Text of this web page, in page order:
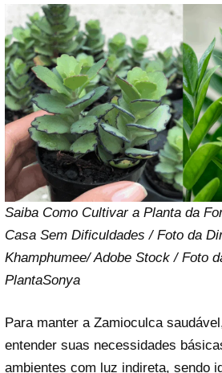
Saiba Como Cultivar a Planta da
Casa Sem Dificuldades / Foto da
Khamphumee/ Adobe Stock / Foto
PlantaSonya
Para manter a Zamioculca
entender suas necessidades
ambientes com luz indireta, sendo